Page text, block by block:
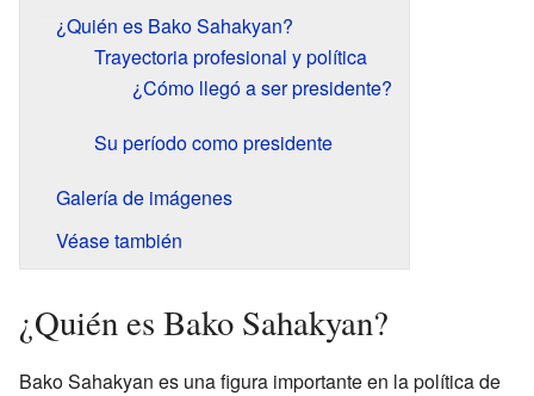
¿Quién es Bako Sahakyan?
Trayectoria profesional y política
¿Cómo llegó a ser presidente?
Su período como presidente
Galería de imágenes
Véase también
¿Quién es Bako Sahakyan?
Bako Sahakyan es una figura importante en la política de